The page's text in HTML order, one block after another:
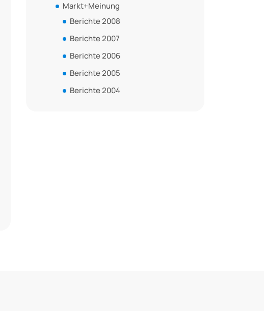
Markt+Meinung
Berichte 2008
Berichte 2007
Berichte 2006
Berichte 2005
Berichte 2004